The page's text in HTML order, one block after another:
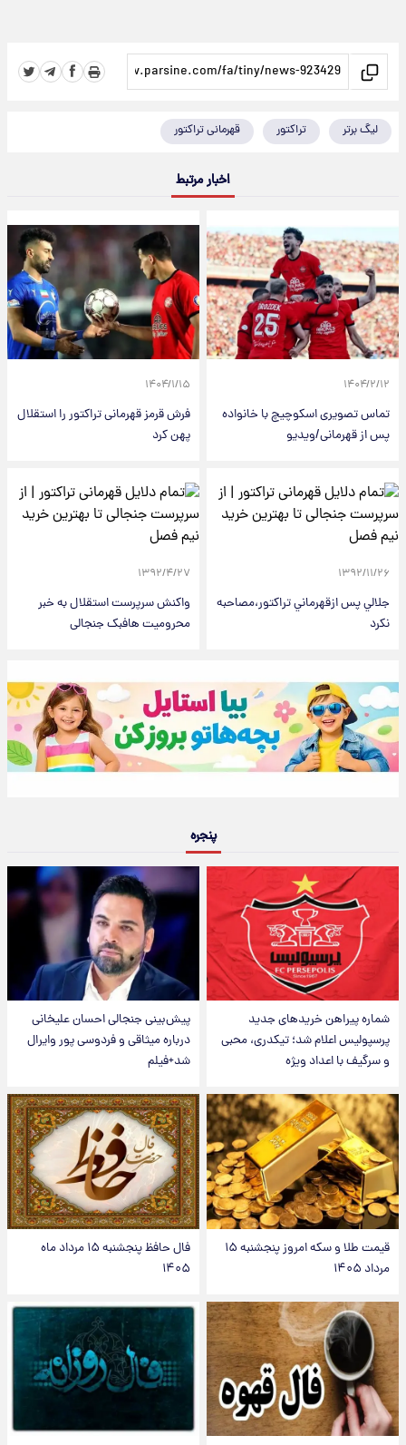
لیگ برتر تراکتور قهرمانی تراکتور
اخبار مرتبط
۱۴۰۴/۲/۱۲
تماس تصویری اسکوچیچ با خانواده
پس از قهرمانی/ویدیو
۱۴۰۴/۱/۱۵
فرش قرمز قهرمانی تراکتور را استقلال
پهن کرد
۱۳۹۲/۱۱/۲۶
جلالي پس ازقهرماني تراکتور،مصاحبه
نکرد
۱۳۹۲/۴/۲۷
واکنش سرپرست استقلال به خبر
محرومیت هافبک جنجالی
پنجره
شماره پیراهن خریدهای جدید
پرسپولیس اعلام شد؛ تیکدری، محبی
و سرگیف با اعداد ویژه
پیش‌بینی جنجالی احسان علیخانی
درباره میثاقی و فردوسی پور وایرال
شد+فیلم
قیمت طلا و سکه امروز پنجشنبه ۱۵
مرداد ۱۴۰۵
فال حافظ پنجشنبه ۱۵ مرداد ماه
۱۴۰۵